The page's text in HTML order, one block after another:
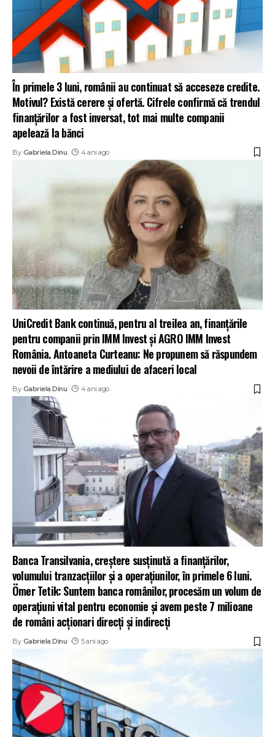
În primele 3 luni, românii au continuat să acceseze credite.
Motivul? Există cerere și ofertă. Cifrele confirmă că trendul
finanțărilor a fost inversat, tot mai multe companii
apelează la bănci
By Gabriela Dinu 4 ani ago
UniCredit Bank continuă, pentru al treilea an, finanțările
pentru companii prin IMM Invest și AGRO IMM Invest
România. Antoaneta Curteanu: Ne propunem să răspundem
nevoii de întărire a mediului de afaceri local
By Gabriela Dinu 4 ani ago
Banca Transilvania, creştere susţinută a finanţărilor,
volumului tranzacţiilor şi a operaţiunilor, în primele 6 luni.
Ömer Tetik: Suntem banca românilor, procesăm un volum de
operaţiuni vital pentru economie şi avem peste 7 milioane
de români acţionari direcţi şi indirecţi
By Gabriela Dinu 5 ani ago